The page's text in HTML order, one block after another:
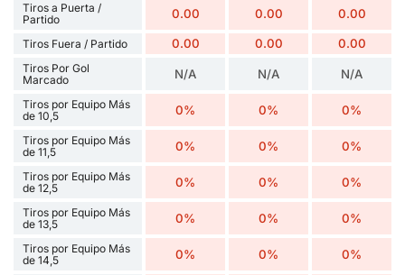
Tiros a Puerta /
Partido
0.00 0.00 0.00
Tiros Fuera / Partido 0.00 0.00 0.00
Tiros Por Gol
Marcado
N/A N/A N/A
Tiros por Equipo Más
de 10,5
0% 0% 0%
Tiros por Equipo Más
de 11,5
0% 0% 0%
Tiros por Equipo Más
de 12,5
0% 0% 0%
Tiros por Equipo Más
de 13,5
0% 0% 0%
Tiros por Equipo Más
de 14,5
0% 0% 0%